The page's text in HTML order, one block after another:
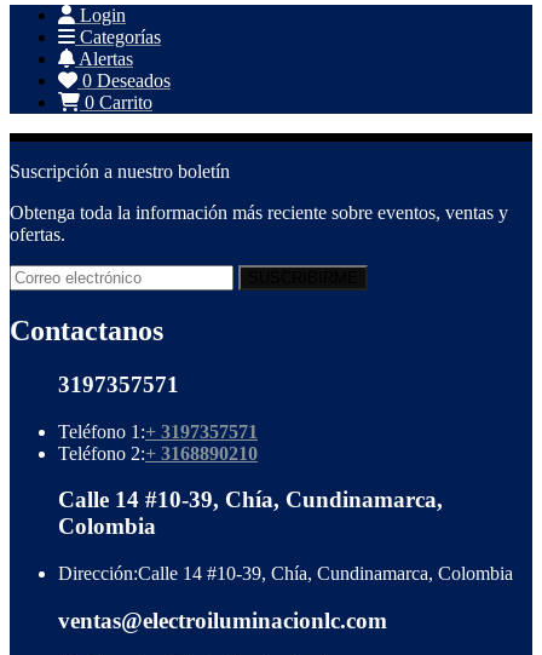
Login
Categorías
Alertas
0 Deseados
0 Carrito
Suscripción a nuestro boletín
Obtenga toda la información más reciente sobre eventos, ventas y
ofertas.
Contactanos
3197357571
Teléfono 1:+ 3197357571
Teléfono 2:+ 3168890210
Calle 14 #10-39, Chía, Cundinamarca,
Colombia
Dirección:Calle 14 #10-39, Chía, Cundinamarca, Colombia
ventas@electroiluminacionlc.com